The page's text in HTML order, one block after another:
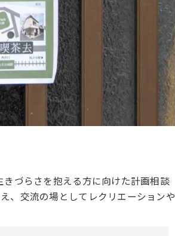
きづらさを抱える方に向けた計画相談
、交流の場としてレクリエーションや